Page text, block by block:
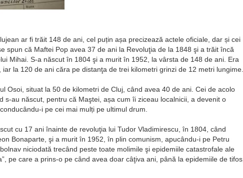
ar fi trăit 148 de ani, cel puțin așa precizează actele oficiale, dar și cei
spun că Maftei Pop avea 37 de ani la Revoluţia de la 1848 şi a trăit încă
Mihai. S-a născut în 1804 şi a murit în 1952, la vârsta de 148 de ani. Era
iar la 120 de ani căra pe distanţa de trei kilometri grinzi de 12 metri lungime.
Osoi, situat la 50 de kilometri de Cluj, când avea 40 de ani. Cei de acolo
s-au născut, pentru că Maştei, așa cum îi ziceau localnicii, a devenit o
i pe cei mai mulți pe ultimul drum.
cu 17 ani înainte de revoluţia lui Tudor Vladimirescu, în 1804, când
Bonaparte, şi a murit în 1952, în plin comunism, apucându-i pe Petru
niciodată trecând peste toate molimile şi epidemiile catastrofale ale
pe care a prins-o pe când avea doar câţiva ani, până la epidemiile de tifos,